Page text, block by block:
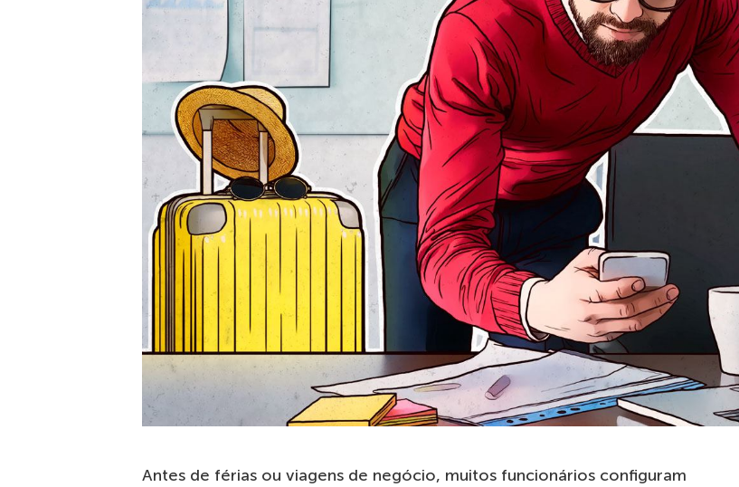
Antes de férias ou viagens de negócio, muitos funcionários configuram